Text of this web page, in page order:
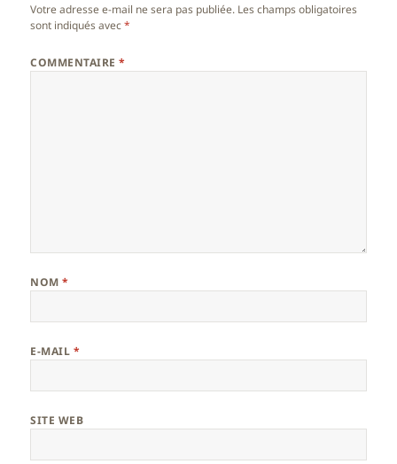
Votre adresse e-mail ne sera pas publiée. Les champs obligatoires
sont indiqués avec*
COMMENTAIRE*
NOM*
E-MAIL *
SITE WEB